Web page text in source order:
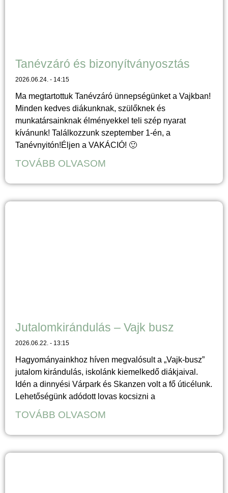
Tanévzáró és bizonyítványosztás
2026.06.24. 14:15
Ma megtartottuk Tanévzáró ünnepségünket a Vajkban!
Minden kedves diákunknak, szülőknek és
munkatársainknak élményekkel teli szép nyarat
kívánunk! Találkozzunk szeptember 1-én, a
Tanévnyitón!Éljen a VAKÁCIÓ! 🙂
TOVÁBB OLVASOM
Jutalomkirándulás – Vajk busz
2026.06.22. 13:15
Hagyományainkhoz híven megvalósult a „Vajk-busz”
jutalom kirándulás, iskolánk kiemelkedő diákjaival.
Idén a dinnyési Várpark és Skanzen volt a fő úticélunk.
Lehetőségünk adódott lovas kocsizni a
TOVÁBB OLVASOM